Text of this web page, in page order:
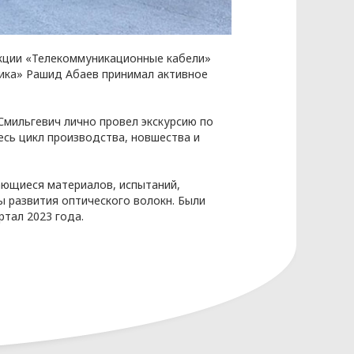
«Телекоммуникационные кабели»
Рашид Абаев принимал активное
лично провел экскурсию по
цикл производства, новшества и
материалов, испытаний,
оптического волокн. Были
2023 года.
(далее – Политика)
к защите персональных